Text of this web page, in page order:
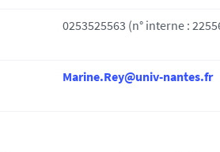
0253525563 (n° interne :
Marine.Rey@univ-nantes.fr